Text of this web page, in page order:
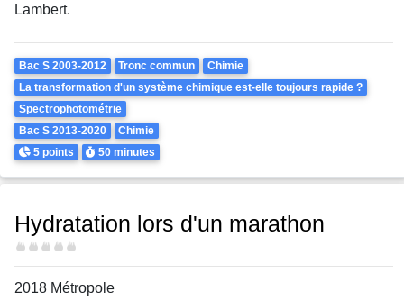
Lambert.
Theme
Bac S 2003-2012 Tronc commun
Chimie
La transformation d'un système chimique est-elle toujours rapide ?
Spectrophotométrie
Bac S 2013-2020
Chimie
Points
5 points Durée
50 minutes
Hydratation lors d'un marathon
Difficulté
2018 Métropole